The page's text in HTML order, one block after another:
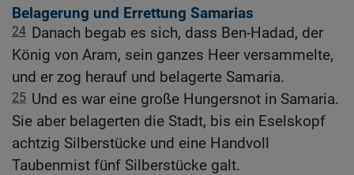
Belagerung und Errettung Samarias
24 Danach begab es sich, dass Ben-Hadad, der
König von Aram, sein ganzes Heer versammelte,
und er zog herauf und belagerte Samaria.
25 Und es war eine große Hungersnot in Samaria.
Sie aber belagerten die Stadt, bis ein Eselskopf
achtzig Silberstücke und eine Handvoll
Taubenmist fünf Silberstücke galt.